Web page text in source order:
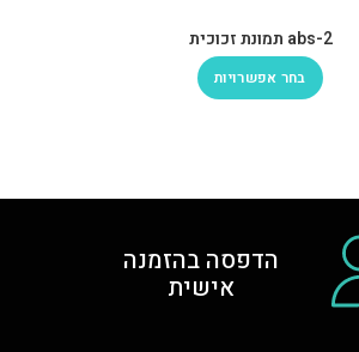
abs-2 תמונת זכוכית
בחר אפשרויות
הדפסה בהזמנה
אישית